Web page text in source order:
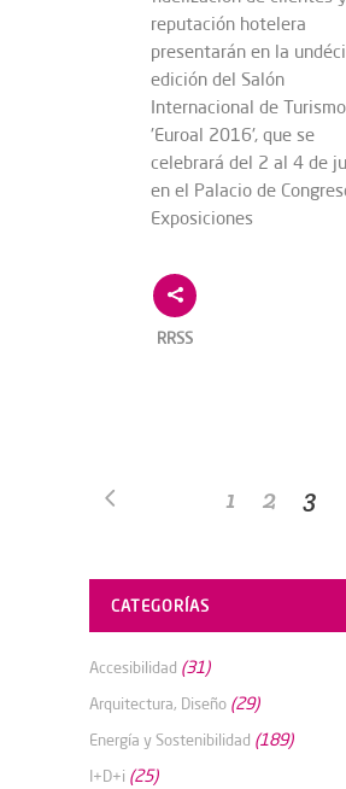
reputación hotelera
presentarán en la
edición del Salón
Internacional de Turismo
'Euroal 2016', que se
celebrará del 2 al 4 de
en el Palacio de
Exposiciones
RRSS
1 2 3
CATEGORÍAS
Accesibilidad (31)
Arquitectura, Diseño (29)
Energía y Sostenibilidad (189)
I+D+i (25)